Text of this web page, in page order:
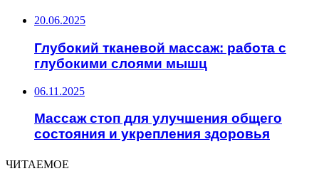
20.06.2025
Глубокий тканевой массаж: работа с
глубокими слоями мышц
06.11.2025
Массаж стоп для улучшения общего
состояния и укрепления здоровья
ЧИТАЕМОЕ